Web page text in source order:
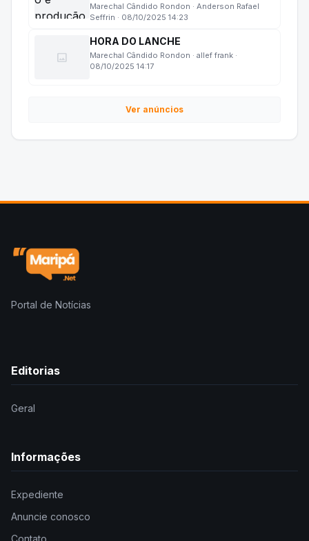
Marechal Cândido Rondon · Anderson Rafael
Seffrin · 08/10/2025 14:23
image
HORA DO LANCHE
Marechal Cândido Rondon · allef frank ·
08/10/2025 14:17
Ver anúncios
Portal de Notícias
Editorias
Geral
Informações
Expediente
Anuncie conosco
Contato